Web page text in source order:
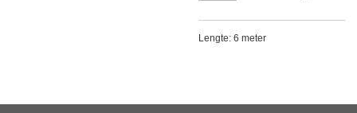
Lengte: 6 meter